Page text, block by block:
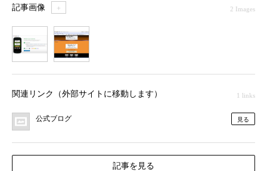
記事画像 ＋ 2 Images
関連リンク（外部サイトに移動します） 1 links
公式ブログ 見る
記事を見る